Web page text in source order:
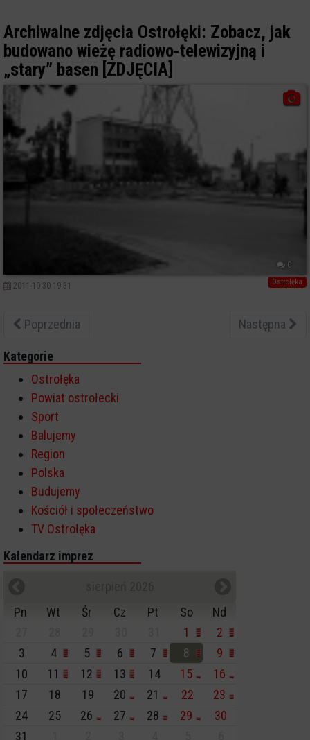
Archiwalne zdjęcia Ostrołęki: Zobacz, jak
budowano wieżę radiowo-telewizyjną i
„stary” basen [ZDJĘCIA]
0
Ostrołęka
2011-10-30 19:31
Poprzednia Następna
Kategorie
Ostrołęka
Powiat ostrołecki
Sport
Balujemy
Region
Polska
Budujemy
Kościół i społeczeństwo
TV Ostrołęka
Kalendarz imprez
Pn
Wt Śr Cz Pt So
Nd
1
2
3
4 5 6 7 8
9
10
11 12 13 14 15
16
17
18 19 20 21 22
23
24
25 26 27 28 29
30
31